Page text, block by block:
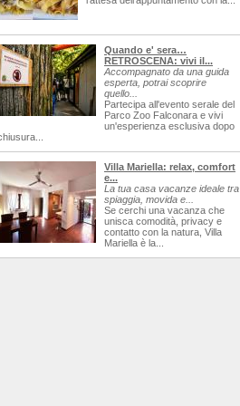
Quando e' sera…
RETROSCENA: vivi il...
Accompagnato da una guida
esperta, potrai scoprire
quello...
Partecipa all'evento serale del
Parco Zoo Falconara e vivi
un'esperienza esclusiva dopo
Villa Mariella: relax, comfort
e...
La tua casa vacanze ideale tra
spiaggia, movida e...
Se cerchi una vacanza che
unisca comodità, privacy e
contatto con la natura, Villa
Mariella è la...